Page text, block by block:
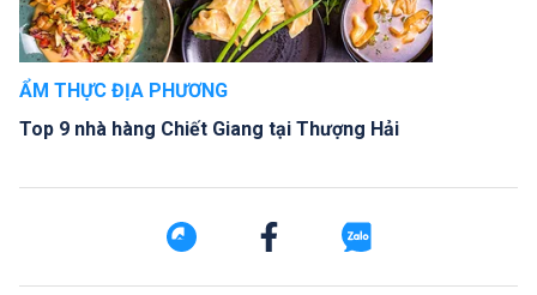
ẨM THỰC ĐỊA PHƯƠNG
Top 9 nhà hàng Chiết Giang tại Thượng Hải